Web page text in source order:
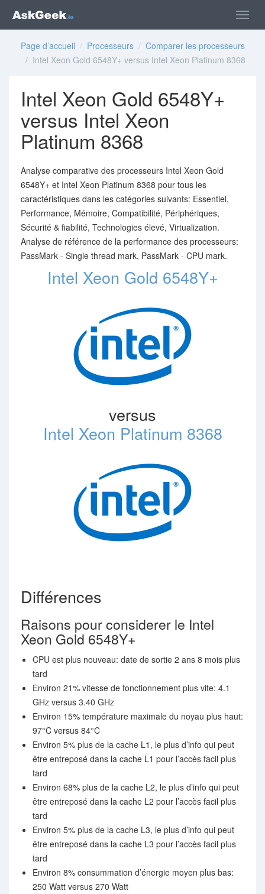
Page d’accueil / Processeurs / Comparer les processeurs
/ Intel Xeon Gold 6548Y+ versus Intel Xeon Platinum 8368
Intel Xeon Gold 6548Y+
versus Intel Xeon
Platinum 8368
Analyse comparative des processeurs Intel Xeon Gold
6548Y+ et Intel Xeon Platinum 8368 pour tous les
caractéristiques dans les catégories suivants: Essentiel,
Performance, Mémoire, Compatibilité, Périphériques,
Sécurité & fiabilité, Technologies élevé, Virtualization.
Analyse de référence de la performance des processeurs:
PassMark - Single thread mark, PassMark - CPU mark.
Intel Xeon Gold 6548Y+
versus
Intel Xeon Platinum 8368
Différences
Raisons pour considerer le Intel
Xeon Gold 6548Y+
CPU est plus nouveau: date de sortie 2 ans 8 mois plus
tard
Environ 21% vitesse de fonctionnement plus vite: 4.1
GHz versus 3.40 GHz
Environ 15% température maximale du noyau plus haut:
97°C versus 84°C
Environ 5% plus de la cache L1, le plus d’info qui peut
être entreposé dans la cache L1 pour l’accès facil plus
tard
Environ 68% plus de la cache L2, le plus d’info qui peut
être entreposé dans la cache L2 pour l’accès facil plus
tard
Environ 5% plus de la cache L3, le plus d’info qui peut
être entreposé dans la cache L3 pour l’accès facil plus
tard
Environ 8% consummation d’énergie moyen plus bas:
250 Watt versus 270 Watt